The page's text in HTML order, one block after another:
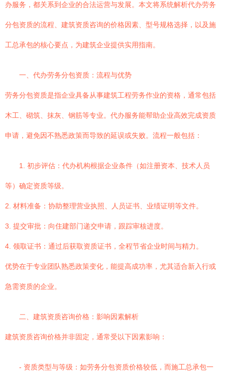
办服务，都关系到企业的合法运营与发展。本文将系统解析代办劳务
分包资质的流程、建筑资质咨询的价格因素、型号规格选择，以及施
工总承包的核心要点，为建筑企业提供实用指南。
一、代办劳务分包资质：流程与优势
劳务分包资质是指企业具备从事建筑工程劳务作业的资格，通常包括
木工、砌筑、抹灰、钢筋等专业。代办服务能帮助企业高效完成资质
申请，避免因不熟悉政策而导致的延误或失败。流程一般包括：
1. 初步评估：代办机构根据企业条件（如注册资本、技术人员
等）确定资质等级。
2. 材料准备：协助整理营业执照、人员证书、业绩证明等文件。
3. 提交审批：向住建部门递交申请，跟踪审核进度。
4. 领取证书：通过后获取资质证书，全程节省企业时间与精力。
优势在于专业团队熟悉政策变化，能提高成功率，尤其适合新入行或
急需资质的企业。
二、建筑资质咨询价格：影响因素解析
建筑资质咨询价格并非固定，通常受以下因素影响：
- 资质类型与等级：如劳务分包资质价格较低，而施工总承包一